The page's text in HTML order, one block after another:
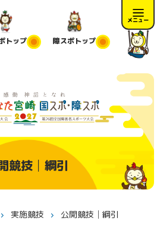
メニュー
トップ 障スポトップ
競技│綱引
実施競技 公開競技│綱引